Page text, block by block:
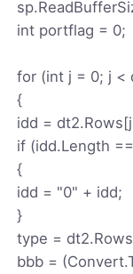
int portflag = 0;
for (int j = 0; j <
{
idd =
if (idd.Length
{
idd = "0" + idd;
}
type =
bbb =